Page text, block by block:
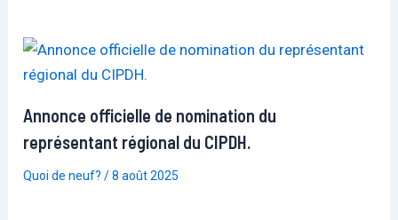
Annonce officielle de nomination du
représentant régional du CIPDH.
Quoi de neuf? /8 août 2025